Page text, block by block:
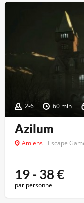
2-6 60 min
Azilum
Amiens Escape
19 - 38€
par personne